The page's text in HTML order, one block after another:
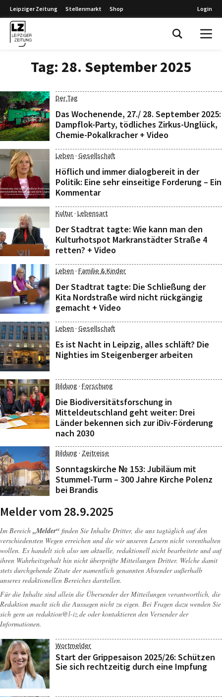
Leipziger Zeitung Stellenmarkt Shop Login
Tag: 28. September 2025
Der Tag
Das Wochenende, 27./ 28. September 2025:
Dampflok-Party, tödliches Zirkus-Unglück,
Chemie-Pokalkracher + Video
Leben · Gesellschaft
Höflich und immer dialogbereit in der
Politik: Eine sehr einseitige Forderung – Ein
Kommentar
Kultur· Lebensart
Der Stadtrat tagte: Wie kann man den
Kulturhotspot Markranstädter Straße 4
retten? + Video
Leben · Familie & Kinder
Der Stadtrat tagte: Die Schließung der
Kita Nordstraße wird nicht rückgängig
gemacht + Video
Leben · Gesellschaft
Es ist Nacht in Leipzig, alles schläft? Die
Nighties im Steigenberger arbeiten
Bildung · Forschung
Die Biodiversitätsforschung in
Mitteldeutschland geht weiter: Drei
Länder bekennen sich zur iDiv-Förderung
nach 2030
Bildung · Zeitreise
Sonntagskirche № 153: Jubiläum mit
Stummel-Turm – 300 Jahre Kirche Polenz
bei Brandis
Melder vom 28.9.2025
Im Bereich „Melder“ finden Sie Inhalte Dritter, die uns tagtäglich auf den
verschiedensten Wegen erreichen und die wir unseren Lesern nicht vorenthalten
wollen. Es handelt sich also um aktuelle, redaktionell nicht bearbeitete und auf
ihren Wahrheitsgehalt hin nicht überprüfte Mitteilungen Dritter. Welche damit
stets durchgehende Zitate der namentlich genannten Absender außerhalb
unseres redaktionellen Bereiches darstellen.
Für die Inhalte sind allein die Übersender der Mitteilungen verantwortlich, die
Redaktion macht sich die Aussagen nicht zu eigen. Bei Fragen dazu wenden Sie
sich gern an redaktion@l-iz.de oder kontaktieren den Versender der
Informationen.
Wortmelder
Start der Grippesaison 2025/26: Schützen
Sie sich rechtzeitig durch eine Impfung